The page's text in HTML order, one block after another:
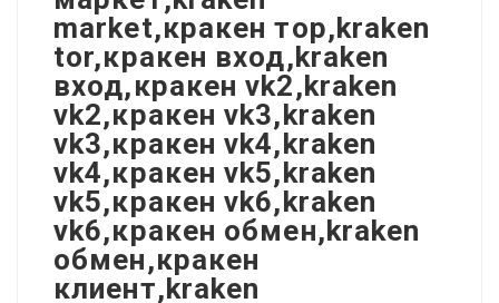
market,кракен тор,kraken
tor,кракен вход,kraken
вход,кракен vk2,kraken
vk2,кракен vk3,kraken
vk3,кракен vk4,kraken
vk4,кракен vk5,kraken
vk5,кракен vk6,kraken
vk6,кракен обмен,kraken
обмен,кракен
клиент,kraken